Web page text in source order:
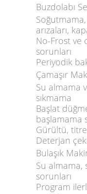
Buzdolabı
arızaları,
No-Frost ve
sorunları
Periyodik
Çamaşır
Su almama
sıkmama
Başlat
başlamama
Gürültü,
Deterjan
Bulaşık
Su almama,
sorunları
Program